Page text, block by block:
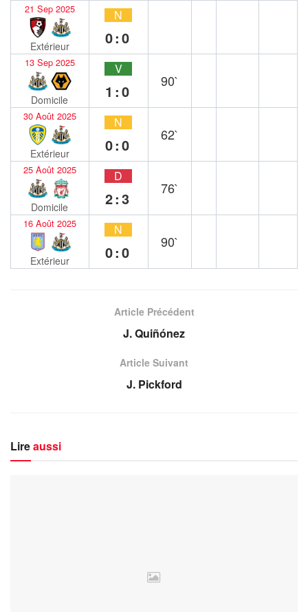
21 Sep 2025
Extérieur
N
0:0
13 Sep 2025
Domicile
V
1:0
90`
30 Août 2025
Extérieur
N
0:0
62`
25 Août 2025
Domicile
D
2:3
76`
16 Août 2025
Extérieur
N
0:0
90`
Article Précédent
J. Quiñónez
Article Suivant
J. Pickford
Lireaussi